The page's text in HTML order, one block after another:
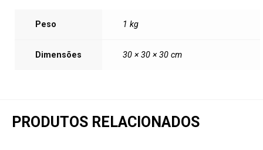
Peso 1 kg
Dimensões 30 × 30 × 30 cm
PRODUTOS RELACIONADOS